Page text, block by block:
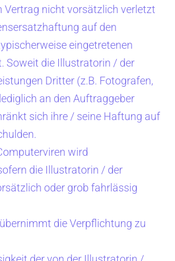
Vertrag nicht vorsätzlich verletzt
auf den
eingetretenen
Soweit die Illustratorin / der
Dritter (z.B. Fotografen,
an den Auftraggeber
sich ihre / seine Haftung auf
wird
die Illustratorin / der
oder grob fahrlässig
die Verpflichtung zu